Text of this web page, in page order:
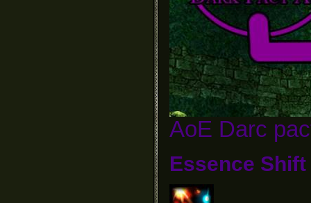
AoE Darc
Essence Shift